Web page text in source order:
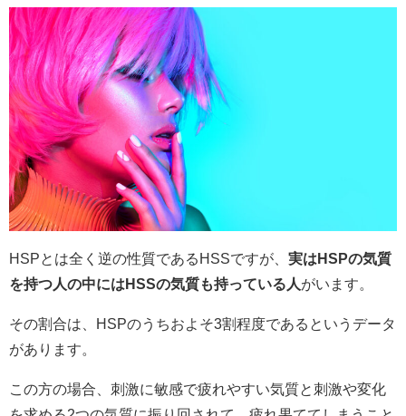
HSPとは全く逆の性質であるHSSですが、 実はHSPの気質
を持つ人の中にはHSSの気質も持っている人がいます。
その割合は、HSPのうちおよそ3割程度であるというデータ
があります。
この方の場合、刺激に敏感で疲れやすい気質と刺激や変化